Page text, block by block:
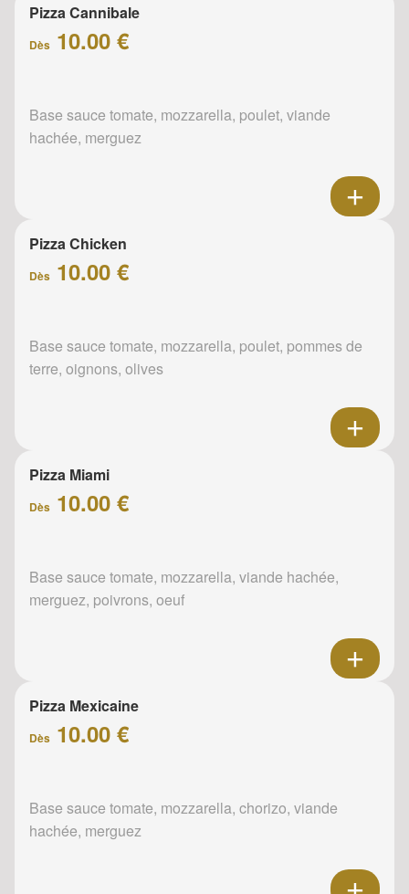
Pizza Cannibale
Dès 10.00 €
Base sauce tomate, mozzarella, poulet, viande
hachée, merguez
Pizza Chicken
Dès 10.00 €
Base sauce tomate, mozzarella, poulet, pommes de
terre, oignons, olives
Pizza Miami
Dès 10.00 €
Base sauce tomate, mozzarella, viande hachée,
merguez, poivrons, oeuf
Pizza Mexicaine
Dès 10.00 €
Base sauce tomate, mozzarella, chorizo, viande
hachée, merguez